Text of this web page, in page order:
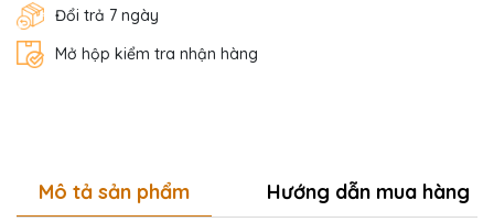
Đổi trả 7 ngày
Mở hộp kiểm tra nhận hàng
Mô tả sản phẩm Hướng dẫn mua hàng